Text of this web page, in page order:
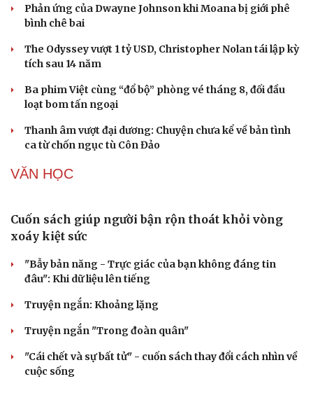
Điểm chuẩn Trường ĐH Thăng Long: Ngành Truyền
thông đa phương tiện điểm cao nhất
Thời tiết ngày 10/8: Hà Nội nắng nóng 37 độ, nhiều nơi
mưa dông
KINH TẾ
Lãnh đạo tỉnh Hưng Yên livestream quảng bá
Huế tăng tốc giải phóng mặt bằng mở rộng cao tốc Cam
Lộ - La Sơn
Quảng Ngãi phấn đấu đưa kinh tế số chiếm tối thiểu
30% GRDP vào năm 2030
Tạm hoãn xuất cảnh với người nộp thuế không hoạt
động tại địa chỉ đăng ký
SÂN KHẤU - ĐIỆN ẢNH